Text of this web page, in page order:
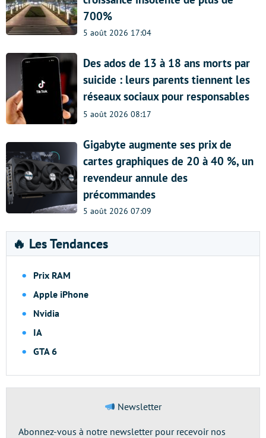
700%
5 août 2026 17:04
Des ados de 13 à 18 ans morts par
suicide : leurs parents tiennent les
réseaux sociaux pour responsables
5 août 2026 08:17
Gigabyte augmente ses prix de
cartes graphiques de 20 à 40 %, un
revendeur annule des
précommandes
5 août 2026 07:09
🔥 Les Tendances
Prix RAM
Apple iPhone
Nvidia
IA
GTA 6
Newsletter
Abonnez-vous à notre newsletter pour recevoir nos